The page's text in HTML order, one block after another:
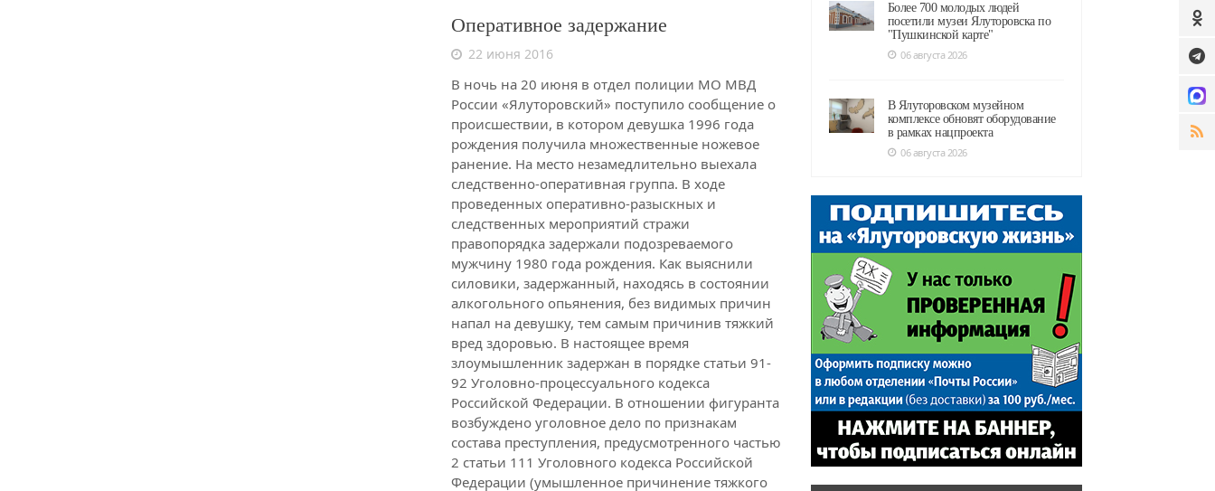
Оперативное задержание
22 июня 2016
В ночь на 20 июня в отдел полиции МО МВД
России «Ялуторовский» поступило сообщение о
происшествии, в котором девушка 1996 года
рождения получила множественные ножевое
ранение. На место незамедлительно выехала
следственно-оперативная группа. В ходе
проведенных оперативно-разыскных и
следственных мероприятий стражи
правопорядка задержали подозреваемого
мужчину 1980 года рождения. Как выяснили
силовики, задержанный, находясь в состоянии
алкогольного опьянения, без видимых причин
напал на девушку, тем самым причинив тяжкий
вред здоровью. В настоящее время
злоумышленник задержан в порядке статьи 91-
92 Уголовно-процессуального кодекса
Российской Федерации. В отношении фигуранта
возбуждено уголовное дело по признакам
состава преступления, предусмотренного частью
2 статьи 111 Уголовного кодекса Российской
Федерации (умышленное причинение тяжкого
Более 700 молодых людей
посетили музеи Ялуторовска по
"Пушкинской карте"
06 августа 2026
В Ялуторовском музейном
комплексе обновят оборудование
в рамках нацпроекта
06 августа 2026